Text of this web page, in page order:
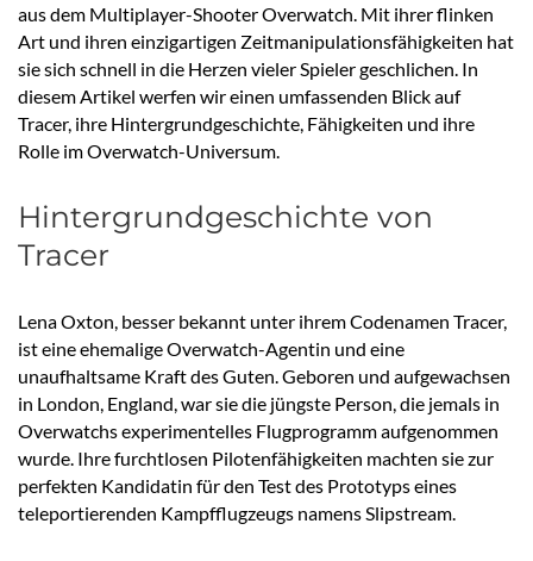
aus dem Multiplayer-Shooter Overwatch. Mit ihrer flinken
Art und ihren einzigartigen Zeitmanipulationsfähigkeiten hat
sie sich schnell in die Herzen vieler Spieler geschlichen. In
diesem Artikel werfen wir einen umfassenden Blick auf
Tracer, ihre Hintergrundgeschichte, Fähigkeiten und ihre
Rolle im Overwatch-Universum.
Hintergrundgeschichte von
Tracer
Lena Oxton, besser bekannt unter ihrem Codenamen Tracer,
ist eine ehemalige Overwatch-Agentin und eine
unaufhaltsame Kraft des Guten. Geboren und aufgewachsen
in London, England, war sie die jüngste Person, die jemals in
Overwatchs experimentelles Flugprogramm aufgenommen
wurde. Ihre furchtlosen Pilotenfähigkeiten machten sie zur
perfekten Kandidatin für den Test des Prototyps eines
teleportierenden Kampfflugzeugs namens Slipstream.